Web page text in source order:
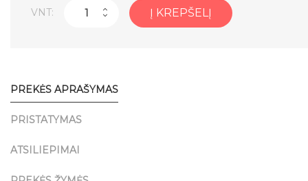
VNT: Į KREPŠELĮ
PREKĖS APRAŠYMAS
PRISTATYMAS
ATSILIEPIMAI